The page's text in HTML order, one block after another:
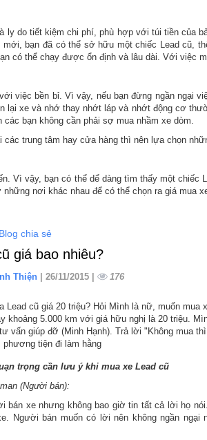
ly do tiết kiệm chi phí, phù hợp với túi tiền
bạn đã có thể sở hữu một chiếc Lead cũ,
có thể chạy được ổn định và lâu dài. Với việc
việc bền bỉ. Vì vậy, nếu bạn đừng ngần
lại xe và nhớ thay nhớt láp và nhớt động cơ
bạn không cần phải sợ mua nhầm xe dòm.
các trung tâm hay cửa hàng thì nên lựa chọn
Vì vậy, bạn có thể dể dàng tìm thấy một
nơi khác nhau để có thể chọn ra giá mua
Blog chia sẻ
giá bao nhiêu?
Thiện | 26/11/2015 | 176
Lead cũ giá 20 triệu? Hỏi Mình là nữ, muốn
khoảng 5.000 km với giá hữu nghị là 20 triệu.
vấn giúp đỡ (Minh Hạnh). Trả lời "Không mua
phương tiện đi làm hằng
trọng cần lưu ý khi mua xe Lead cũ
(Người bán):
bán xe nhưng không bao giờ tin tất cả lời họ
Người bán muốn có lời nên không ngần ngại